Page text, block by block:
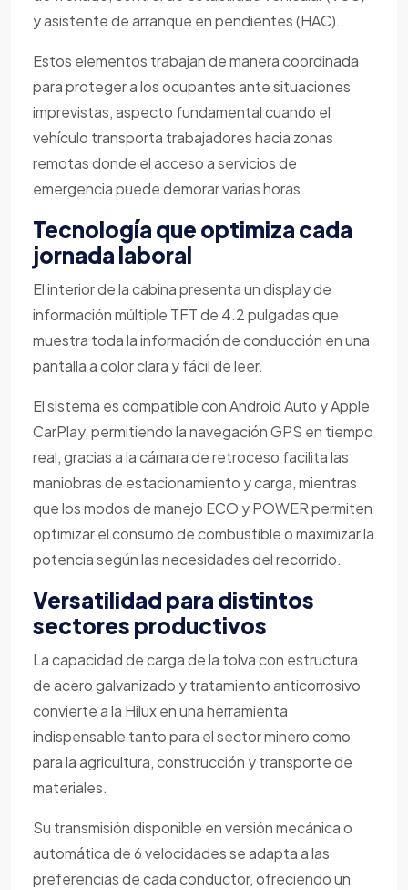
y asistente de arranque en pendientes (HAC).
Estos elementos trabajan de manera coordinada
para proteger a los ocupantes ante situaciones
imprevistas, aspecto fundamental cuando el
vehículo transporta trabajadores hacia zonas
remotas donde el acceso a servicios de
emergencia puede demorar varias horas.
Tecnología que optimiza cada
jornada laboral
El interior de la cabina presenta un display de
información múltiple TFT de 4.2 pulgadas que
muestra toda la información de conducción en una
pantalla a color clara y fácil de leer.
El sistema es compatible con Android Auto y Apple
CarPlay, permitiendo la navegación GPS en tiempo
real, gracias a la cámara de retroceso facilita las
maniobras de estacionamiento y carga, mientras
que los modos de manejo ECO y POWER permiten
optimizar el consumo de combustible o maximizar la
potencia según las necesidades del recorrido.
Versatilidad para distintos
sectores productivos
La capacidad de carga de la tolva con estructura
de acero galvanizado y tratamiento anticorrosivo
convierte a la Hilux en una herramienta
indispensable tanto para el sector minero como
para la agricultura, construcción y transporte de
materiales.
Su transmisión disponible en versión mecánica o
automática de 6 velocidades se adapta a las
preferencias de cada conductor, ofreciendo un